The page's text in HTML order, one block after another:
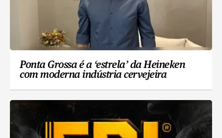
Ponta Grossa é a ‘estrela’ da Heineken
com moderna indústria cervejeira